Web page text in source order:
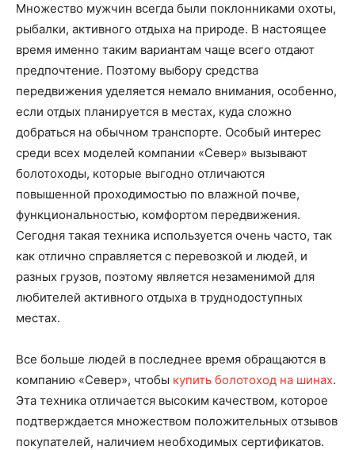
Множество мужчин всегда были поклонниками охоты,
рыбалки, активного отдыха на природе. В настоящее
время именно таким вариантам чаще всего отдают
предпочтение. Поэтому выбору средства
передвижения уделяется немало внимания, особенно,
если отдых планируется в местах, куда сложно
добраться на обычном транспорте. Особый интерес
среди всех моделей компании «Север» вызывают
болотоходы, которые выгодно отличаются
повышенной проходимостью по влажной почве,
функциональностью, комфортом передвижения.
Сегодня такая техника используется очень часто, так
как отлично справляется с перевозкой и людей, и
разных грузов, поэтому является незаменимой для
любителей активного отдыха в труднодоступных
местах.
Все больше людей в последнее время обращаются в
компанию «Север», чтобы купить болотоход на шинах.
Эта техника отличается высоким качеством, которое
подтверждается множеством положительных отзывов
покупателей, наличием необходимых сертификатов.